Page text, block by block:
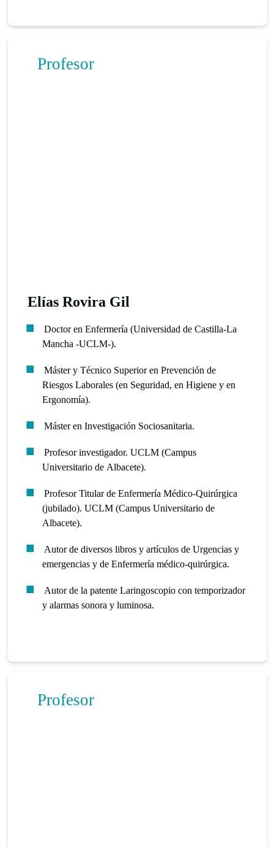
Profesor
Elías Rovira Gil
Doctor en Enfermería (Universidad de Castilla-La
Mancha -UCLM-).
Máster y Técnico Superior en Prevención de
Riesgos Laborales (en Seguridad, en Higiene y en
Ergonomía).
Máster en Investigación Sociosanitaria.
Profesor investigador. UCLM (Campus
Universitario de Albacete).
Profesor Titular de Enfermería Médico-Quirúrgica
(jubilado). UCLM (Campus Universitario de
Albacete).
Autor de diversos libros y artículos de Urgencias y
emergencias y de Enfermería médico-quirúrgica.
Autor de la patente Laringoscopio con temporizador
y alarmas sonora y luminosa.
Profesor